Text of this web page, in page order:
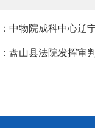
：中物院成科中心辽
盘山县法院发挥审